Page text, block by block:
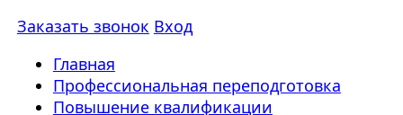
Заказать звонок Вход
Главная
Профессиональная переподготовка
Повышение квалификации